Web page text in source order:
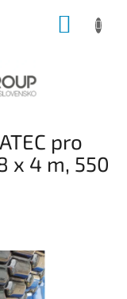
pro
x 4 m, 550